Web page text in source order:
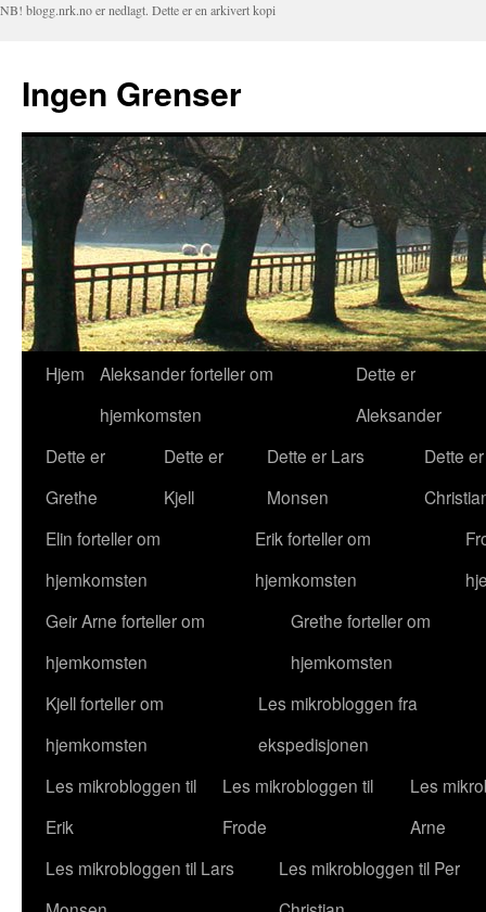
NB! blogg.nrk.no er nedlagt. Dette er en arkivert kopi
Ingen Grenser
Hopp
innhold
Hjem
Aleksander forteller om
hjemkomsten
Dette er
Aleksander
Dette er
Grethe
Dette er
Kjell
Dette er Lars
Monsen
Dette
Elin forteller om
hjemkomsten
Erik forteller om
hjemkomsten
Geir Arne forteller om
hjemkomsten
Grethe forteller om
hjemkomsten
Kjell forteller om
hjemkomsten
Les mikrobloggen fra
ekspedisjonen
Les mikrobloggen til
Erik
Les mikrobloggen til
Frode
Les
Arne
Les mikrobloggen til Lars
Les mikrobloggen til Per